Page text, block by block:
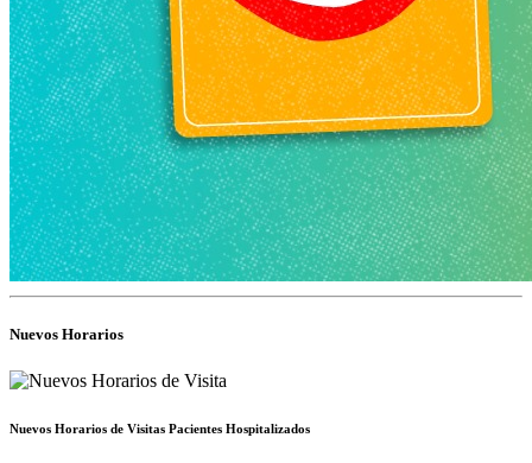
Nuevos Horarios
Nuevos Horarios de Visitas Pacientes Hospitalizados